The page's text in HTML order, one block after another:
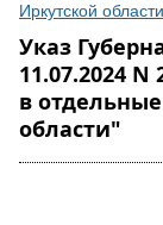
Иркутской
Указ
11.07.2024
в
области"